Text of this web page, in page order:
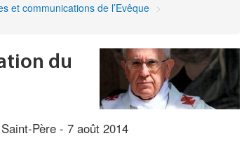
et communications de l’Evêque >
du
Père - 7 août 2014